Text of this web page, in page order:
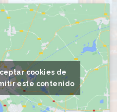
cookies de
este contenido